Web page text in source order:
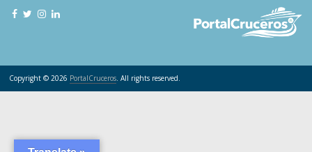
Copyright © 2026 PortalCruceros. All rights reserved.